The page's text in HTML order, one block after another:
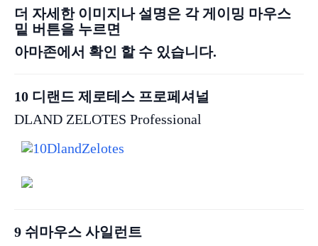
더 자세한 이미지나 설명은 각 게이밍 마우스
밑 버튼을 누르면
아마존에서 확인 할 수 있습니다.
10 디랜드 제로테스 프로페셔널
DLAND ZELOTES Professional
9 쉬마우스 사일런트